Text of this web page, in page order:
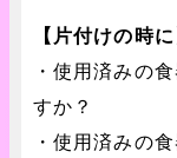
【片付けの時に
・使用済みの
すか？
・使用済みの